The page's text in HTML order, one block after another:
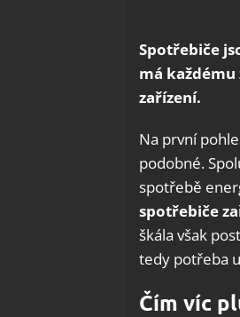
Spotřebiče
má
zařízení.
Na první
podobné.
spotřebě
spotřebiče
škála však
tedy potřeba
Čím víc